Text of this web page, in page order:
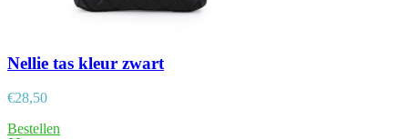
Nellie tas kleur zwart
€28,50
Bestellen